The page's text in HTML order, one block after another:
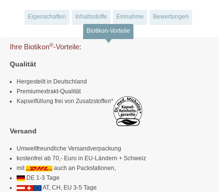
Eigenschaften Inhaltsstoffe Einnahme Bewertungen
Biotikon-Vorteile
Ihre Biotikon®-Vorteile:
Qualität
Hergestellt in Deutschland
Premiumextrakt-Qualität
Kapselfüllung frei von Zusatzstoffen*
Versand
Umweltfreundliche Versandverpackung
kostenfrei ab 70,- Euro in EU-Ländern + Schweiz
mit
auch an Packstationen,
DE 1-3 Tage
AT, CH, EU 3-5 Tage